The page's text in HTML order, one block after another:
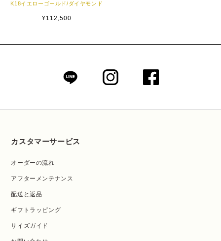
K18イエローゴールド/ダイヤモンド
通
格
¥112,500
カスタマーサービス
オーダーの流れ
アフターメンテナンス
配送と返品
ギフトラッピング
サイズガイド